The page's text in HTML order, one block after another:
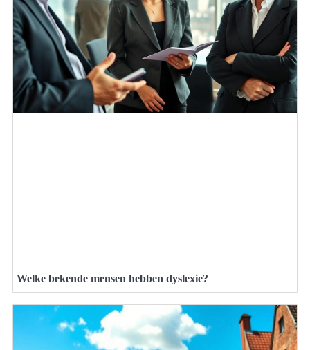
Welke bekende mensen hebben dyslexie?